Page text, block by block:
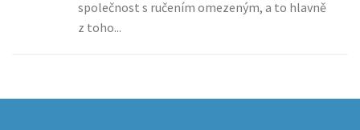
společnost s ručením omezeným, a to hlavně
z toho...